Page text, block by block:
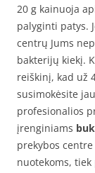
20 g kainuoja
palyginti patys.
centrų Jums
bakterijų kiekį.
reiškinį, kad už
susimokėsite
profesionalios
įrenginiams
prekybos
nuotekoms,